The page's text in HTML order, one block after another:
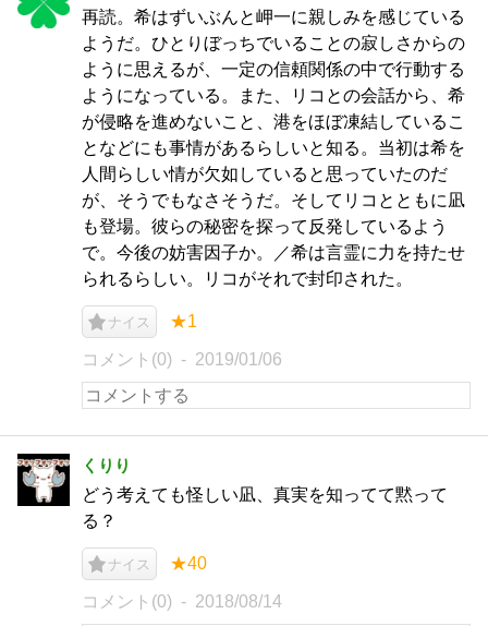
再読。希はずいぶんと岬一に親しみを感じている
ようだ。ひとりぼっちでいることの寂しさからの
ように思えるが、一定の信頼関係の中で行動する
ようになっている。また、リコとの会話から、希
が侵略を進めないこと、港をほぼ凍結しているこ
となどにも事情があるらしいと知る。当初は希を
人間らしい情が欠如していると思っていたのだ
が、そうでもなさそうだ。そしてリコとともに凪
も登場。彼らの秘密を探って反発しているよう
で。今後の妨害因子か。／希は言霊に力を持たせ
られるらしい。リコがそれで封印された。
ナイス ★1
コメント(0) 2019/01/06
くりり
どう考えても怪しい凪、真実を知ってて黙って
る？
ナイス ★40
コメント(0) 2018/08/14